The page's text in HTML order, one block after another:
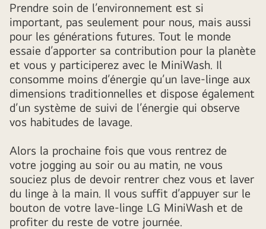
Prendre soin de l’environnement est si
important, pas seulement pour nous, mais aussi
pour les générations futures. Tout le monde
essaie d’apporter sa contribution pour la planète
et vous y participerez avec le MiniWash. Il
consomme moins d’énergie qu’un lave-linge aux
dimensions traditionnelles et dispose également
d’un système de suivi de l’énergie qui observe
vos habitudes de lavage.
Alors la prochaine fois que vous rentrez de
votre jogging au soir ou au matin, ne vous
souciez plus de devoir rentrer chez vous et laver
du linge à la main. Il vous suffit d’appuyer sur le
bouton de votre lave-linge LG MiniWash et de
profiter du reste de votre journée.